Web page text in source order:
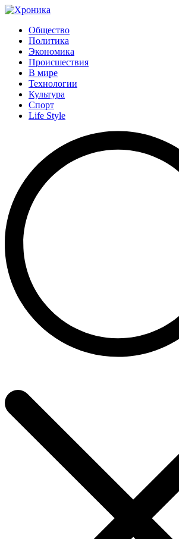
Общество
Политика
Экономика
Происшествия
В мире
Технологии
Культура
Спорт
Life Style